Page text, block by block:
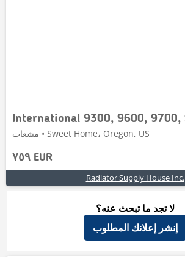
مشعات • Sweet Home، Oregon, US
٧٥٩ EUR
Radiator Supply House Inc.
لا تجد ما تبحث عنه؟
إنشر إعلانك المطلوب